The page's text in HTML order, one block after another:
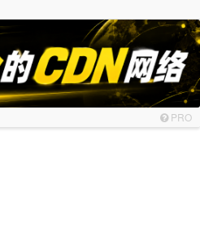
PRO